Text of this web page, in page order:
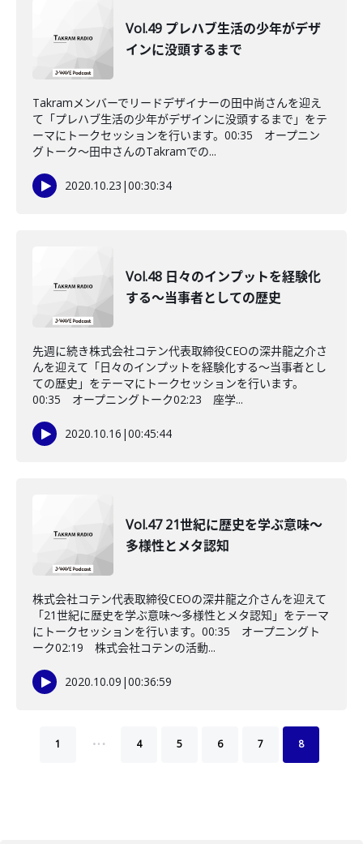
Vol.49 プレハブ生活の少年がデザ
インに没頭するまで
Takramメンバーでリードデザイナーの田中尚さんを迎え
て「プレハブ生活の少年がデザインに没頭するまで」をテ
ーマにトークセッションを行います。00:35 オープニン
グトーク～田中さんのTakramでの...
2020.10.23 |00:30:34
Vol.48 日々のインプットを経験化
する～当事者としての歴史
先週に続き株式会社コテン代表取締役CEOの深井龍之介さ
んを迎えて「日々のインプットを経験化する～当事者とし
ての歴史」をテーマにトークセッションを行います。
00:35 オープニングトーク02:23 座学...
2020.10.16 |00:45:44
Vol.47 21世紀に歴史を学ぶ意味～
多様性とメタ認知
株式会社コテン代表取締役CEOの深井龍之介さんを迎えて
「21世紀に歴史を学ぶ意味～多様性とメタ認知」をテーマ
にトークセッションを行います。00:35 オープニングト
ーク02:19 株式会社コテンの活動...
2020.10.09 |00:36:59
1 … 4 5 6 7 8